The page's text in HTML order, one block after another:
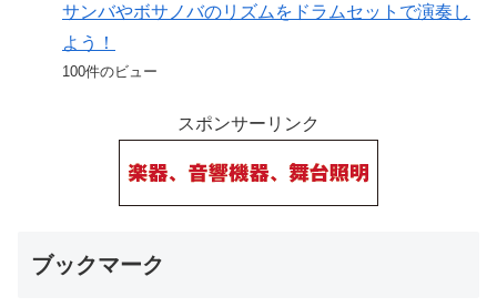
サンバやボサノバのリズムをドラムセットで演奏し
よう！
100件のビュー
スポンサーリンク
ブックマーク